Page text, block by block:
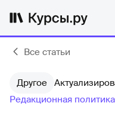
Все статьи
Другое
Редакционная политика